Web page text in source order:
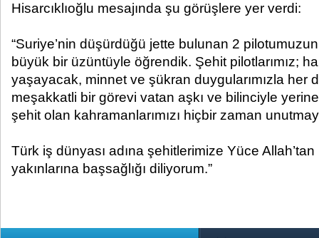
Hisarcıklıoğlu mesajında şu görüşlere yer verdi:
“Suriye’nin düşürdüğü jette bulunan 2 pilotumuzun
büyük bir üzüntüyle öğrendik. Şehit pilotlarımız;
yaşayacak, minnet ve şükran duygularımızla her
meşakkatli bir görevi vatan aşkı ve bilinciyle
şehit olan kahramanlarımızı hiçbir zaman
Türk iş dünyası adına şehitlerimize Yüce
yakınlarına başsağlığı diliyorum.”